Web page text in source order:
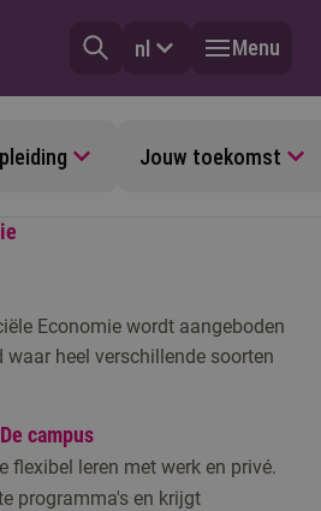
nl Menu
Jouw toekomst
Economie wordt aangeboden
waar heel verschillende soorten
campus
flexibel leren met werk en privé.
programma's en krijgt